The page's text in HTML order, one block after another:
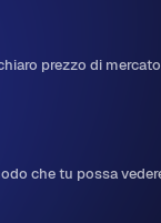
prezzo di
che tu possa